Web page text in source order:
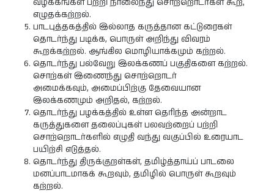
வழக்கங்கள் பற்றி நாலைந்து சொற்றொடர்கள் கூற,
எழுதக்கற்றல்.
பாடபுத்தகத்தில் இல்லாத கருத்தான கட்டுரைகள்
தொடர்ந்து படிக்க, பொருள் அறிந்து விவரம்
கூறக்கற்றல். ஆங்கில மொழியாக்கமும் கற்றல்.
தொடர்ந்து பல்வேறு இலக்கணப் பகுதிகளை கற்றல்.
சொற்கள் இணைந்து சொற்றொடர்
அமைக்கவும், அமைப்பிற்கு தேவையான
இலக்கணமும் அறிதல், கற்றல்.
தொடர்ந்து பழக்கத்தில் உள்ள தெரிந்த அன்றாட
கருத்துகளை தலைப்புகள் பலவற்றைப் பற்றி
சொற்றொடர்களில் எழுதி வந்து வகுப்பில் உரையாட
பயிற்சி எடுத்தல்.
தொடர்ந்து திருக்குறள்கள், தமிழ்த்தாய்ப் பாடலை
மனப்பாடமாகக் கூறவும், தமிழில் பொருள் கூறவும்
கற்றல்.